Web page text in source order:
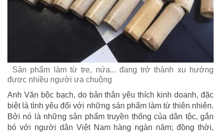
Sản phẩm làm từ tre, nứa... đang trở thành xu hướng
được nhiều người ưa chuộng
Anh Văn bộc bạch, do bản thân yêu thích kinh doanh, đặc
biệt là tình yêu đối với những sản phẩm làm từ thiên nhiên.
Bởi nó là những sản phẩm truyền thống của dân tộc, gắn
bó với người dân Việt Nam hàng ngàn năm; đồng thời,